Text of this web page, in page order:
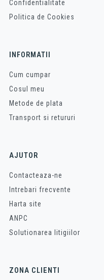
Confidentialitate
Politica de Cookies
INFORMATII
Cum cumpar
Cosul meu
Metode de plata
Transport si retururi
AJUTOR
Contacteaza-ne
Intrebari frecvente
Harta site
ANPC
Solutionarea litigiilor
ZONA CLIENTI